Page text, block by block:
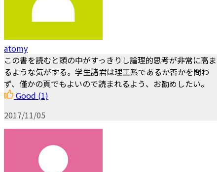
atomy
この書を読むと頭の中がすっきりし論理的思考が非常に高ま
るような気がする。学生諸君は理工系であるか否かを問わ
ず、僅かの頁でもよいので読まれるよう、お勧めしたい。
Good (1)
2017/11/05